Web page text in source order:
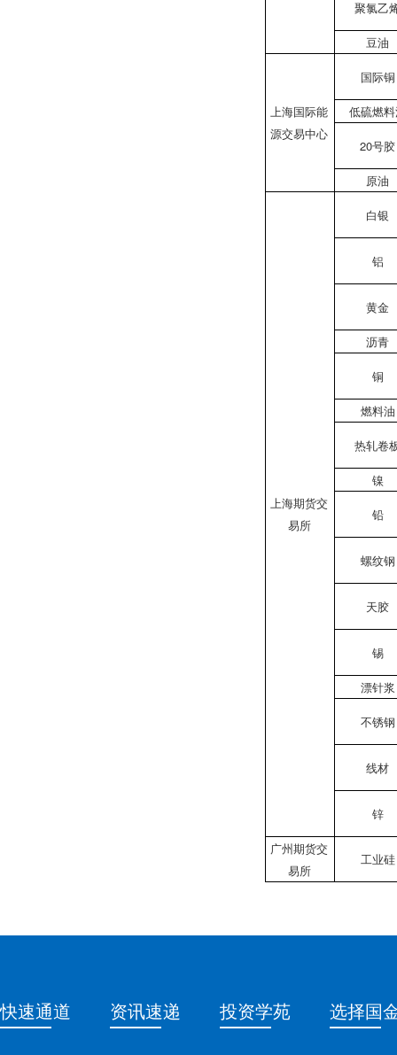
聚氯乙
豆油
上海国际能
源交易中心
国际铜
低硫燃
20号胶
原油
上海期货交
易所
白银
铝
黄金
沥青
铜
燃料油
热轧卷
镍
铅
螺纹钢
天胶
锡
漂针浆
不锈钢
线材
锌
广州期货交
易所
工业硅
快速通道 资讯速递 投资学苑 选择国